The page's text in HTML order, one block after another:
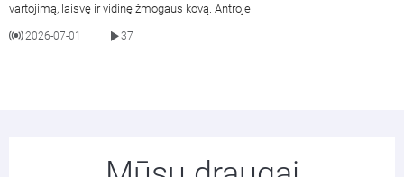
vartojimą, laisvę ir vidinę žmogaus kovą. Antroje
2026-07-01 37